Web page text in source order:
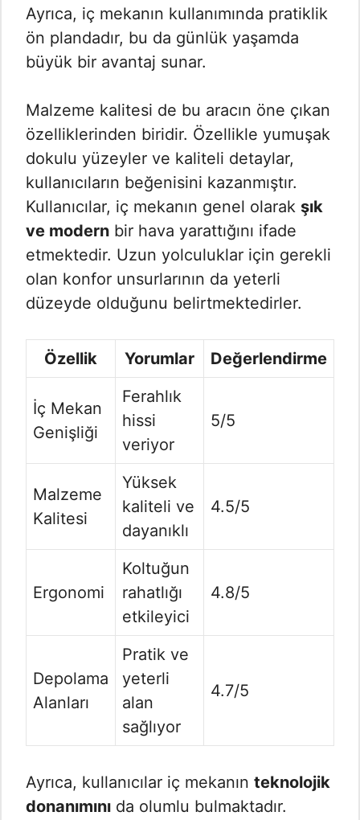
Ayrıca, iç mekanın kullanımında pratiklik
ön plandadır, bu da günlük yaşamda
büyük bir avantaj sunar.
Malzeme kalitesi de bu aracın öne çıkan
özelliklerinden biridir. Özellikle yumuşak
dokulu yüzeyler ve kaliteli detaylar,
kullanıcıların beğenisini kazanmıştır.
Kullanıcılar, iç mekanın genel olarak şık
ve modern bir hava yarattığını ifade
etmektedir. Uzun yolculuklar için gerekli
olan konfor unsurlarının da yeterli
düzeyde olduğunu belirtmektedirler.
Özellik Yorumlar Değerlendirme
İç Mekan
Genişliği
Ferahlık
hissi
veriyor
5/5
Malzeme
Kalitesi
Yüksek
kaliteli ve
dayanıklı
4.5/5
Ergonomi
Koltuğun
rahatlığı
etkileyici
4.8/5
Depolama
Alanları
Pratik ve
yeterli
alan
sağlıyor
4.7/5
Ayrıca, kullanıcılar iç mekanın teknolojik
donanımını da olumlu bulmaktadır.